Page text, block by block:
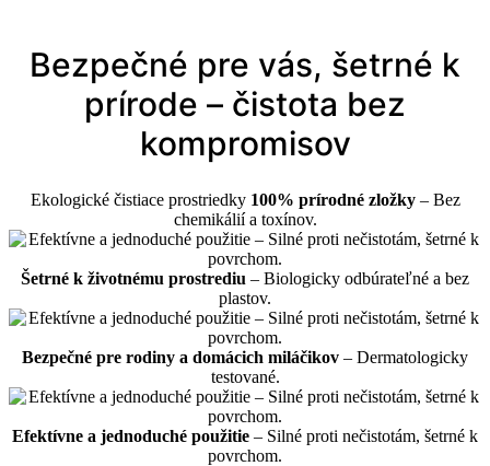
Bezpečné pre vás, šetrné k
prírode – čistota bez
kompromisov
Ekologické čistiace prostriedky 100% prírodné zložky– Bez
chemikálií a toxínov.
Šetrné k životnému prostrediu – Biologicky odbúrateľné a bez
plastov.
Bezpečné pre rodiny a domácich miláčikov – Dermatologicky
testované.
Efektívne a jednoduché použitie – Silné proti nečistotám, šetrné k
povrchom.